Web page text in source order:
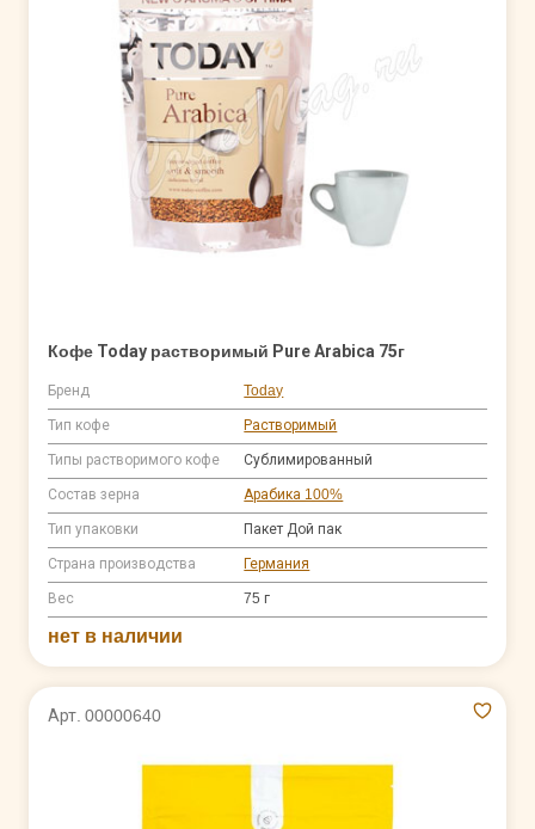
Кофе Today растворимый Pure Arabica 75г
Бренд Today
Тип кофе Растворимый
Типы растворимого кофе Сублимированный
Состав зерна Арабика 100%
Тип упаковки Пакет Дой пак
Страна производства Германия
Вес 75 г
нет в наличии
Арт. 00000640